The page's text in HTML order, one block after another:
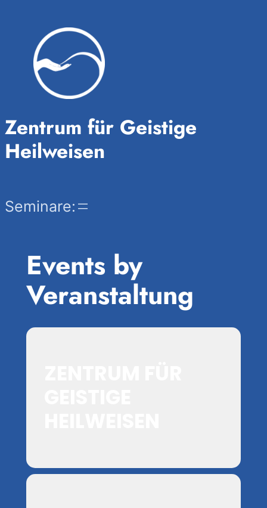
Zentrum für Geistige
Heilweisen
Seminare:
Events by
Veranstaltung